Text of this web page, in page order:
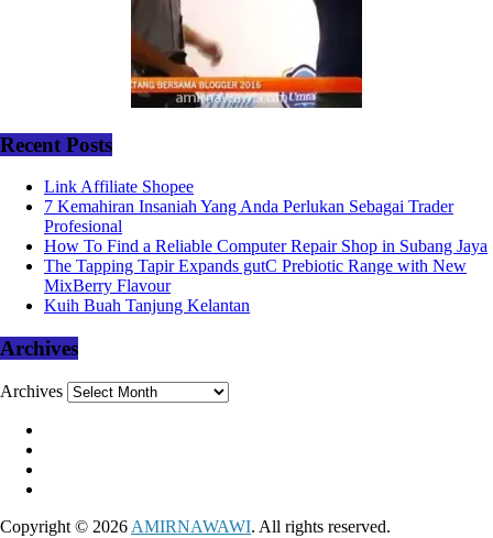
Recent Posts
Link Affiliate Shopee
7 Kemahiran Insaniah Yang Anda Perlukan Sebagai Trader
Profesional
How To Find a Reliable Computer Repair Shop in Subang Jaya
The Tapping Tapir Expands gutC Prebiotic Range with New
MixBerry Flavour
Kuih Buah Tanjung Kelantan
Archives
Archives
Copyright © 2026 AMIRNAWAWI. All rights reserved.